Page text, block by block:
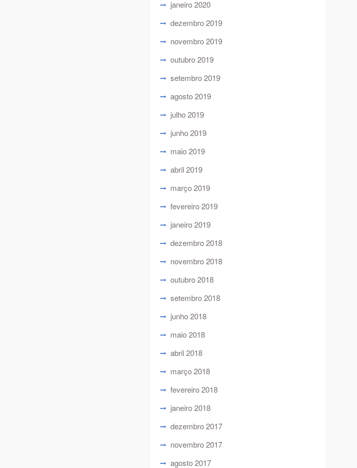
janeiro 2020
dezembro 2019
novembro 2019
outubro 2019
setembro 2019
agosto 2019
julho 2019
junho 2019
maio 2019
abril 2019
março 2019
fevereiro 2019
janeiro 2019
dezembro 2018
novembro 2018
outubro 2018
setembro 2018
junho 2018
maio 2018
abril 2018
março 2018
fevereiro 2018
janeiro 2018
dezembro 2017
novembro 2017
agosto 2017